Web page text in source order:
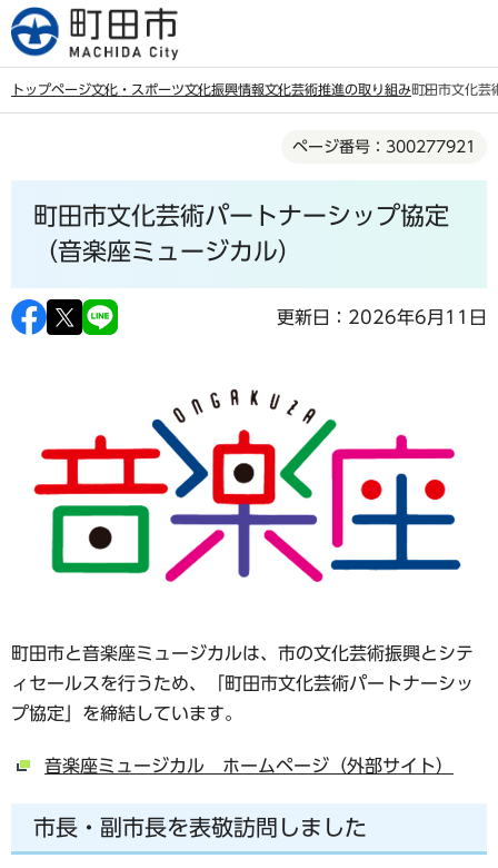
こ
の
トップページ文化・スポーツ文化振興情報文化芸術推進の取り組み町田市文化芸
ページ番号：300277921
町田市文化芸術パートナーシップ協定
（音楽座ミュージカル）
更新日：2026年6月11日
町田市と音楽座ミュージカルは、市の文化芸術振興とシテ
ィセールスを行うため、「町田市文化芸術パートナーシッ
プ協定」を締結しています。
音楽座ミュージカル ホームページ（外部サイト）
市長・副市長を表敬訪問しました